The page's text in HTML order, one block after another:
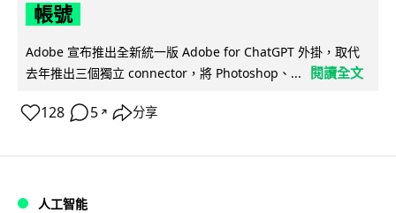
帳號
Adobe 宣布推出全新統一版 Adobe for ChatGPT 外掛，取代
去年推出三個獨立 connector，將 Photoshop、...
閱讀全文
128 5 ↗ 分享
人工智能